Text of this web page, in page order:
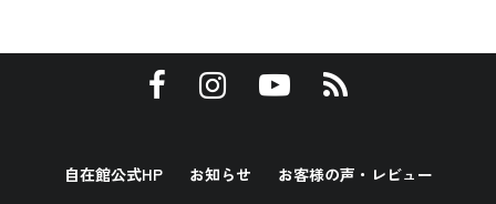
自在館公式HP お知らせ お客様の声・レビュー